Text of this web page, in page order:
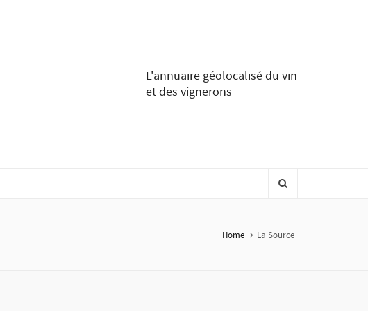
L'annuaire géolocalisé du vin
et des vignerons
Home La Source